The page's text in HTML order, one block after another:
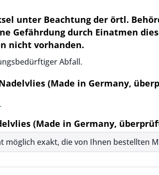
unter Beachtung der örtl.
Gefährdung durch Einatmen
nicht vorhanden.
Abfall.
(Made in Germany,
(Made in Germany,
exakt, die von Ihnen bestellten